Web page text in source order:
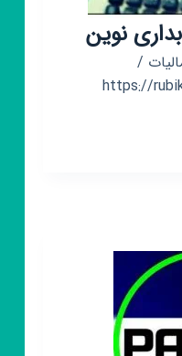
نوین
/
https://